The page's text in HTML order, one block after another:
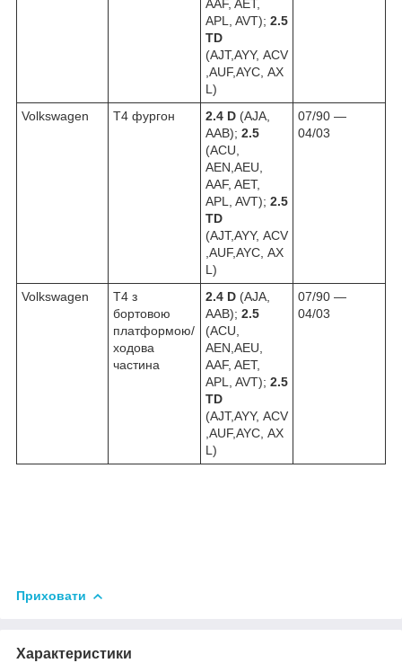
AAF, AET,
APL, AVT); 2.5
TD
(AJT,AYY, ACV
,AUF,AYC, AX
L)
Volkswagen
T4 фургон 2.4 D (AJA,
AAB); 2.5
(ACU,
AEN,AEU,
AAF, AET,
APL, AVT); 2.5
TD
(AJT,AYY, ACV
,AUF,AYC, AX
L)
07/90 ―
04/03
Volkswagen
T4 з
бортовою
платформою/
ходова
частина
2.4 D (AJA,
AAB); 2.5
(ACU,
AEN,AEU,
AAF, AET,
APL, AVT); 2.5
TD
(AJT,AYY, ACV
,AUF,AYC, AX
L)
07/90 ―
04/03
Приховати
Характеристики